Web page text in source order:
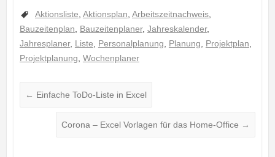
Aktionsliste Aktionsplan Arbeitszeitnachweis,
Bauzeitenplan
Bauzeitenplaner, Jahreskalender,
Jahresplaner, Liste Personalplanung Planung Projektplan
Projektplanung Wochenplaner
← Einfache ToDo-Liste in Excel
Corona – Excel Vorlagen für das Home-Office →